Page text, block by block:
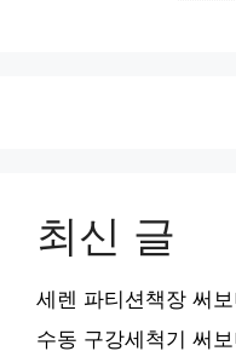
최신 글
세렌 파티션책장 써
수동 구강세척기 써